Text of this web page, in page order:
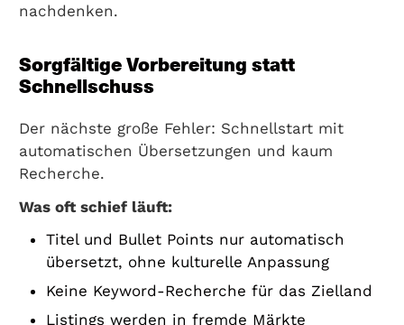
nachdenken.
Sorgfältige Vorbereitung statt
Schnellschuss
Der nächste große Fehler: Schnellstart mit
automatischen Übersetzungen und kaum
Recherche.
Was oft schief läuft:
Titel und Bullet Points nur automatisch
übersetzt, ohne kulturelle Anpassung
Keine Keyword-Recherche für das Zielland
Listings werden in fremde Märkte